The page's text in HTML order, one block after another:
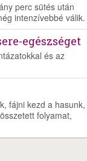
perc sütés után
intenzívebbé válik.
egészséget
és az
fájni kezd a
folyamat,